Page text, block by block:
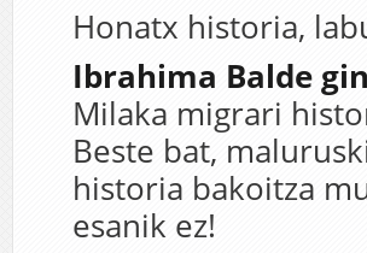
Honatx historia,
Ibrahima Balde
Milaka migrari
Beste bat,
historia bakoitza
esanik ez!